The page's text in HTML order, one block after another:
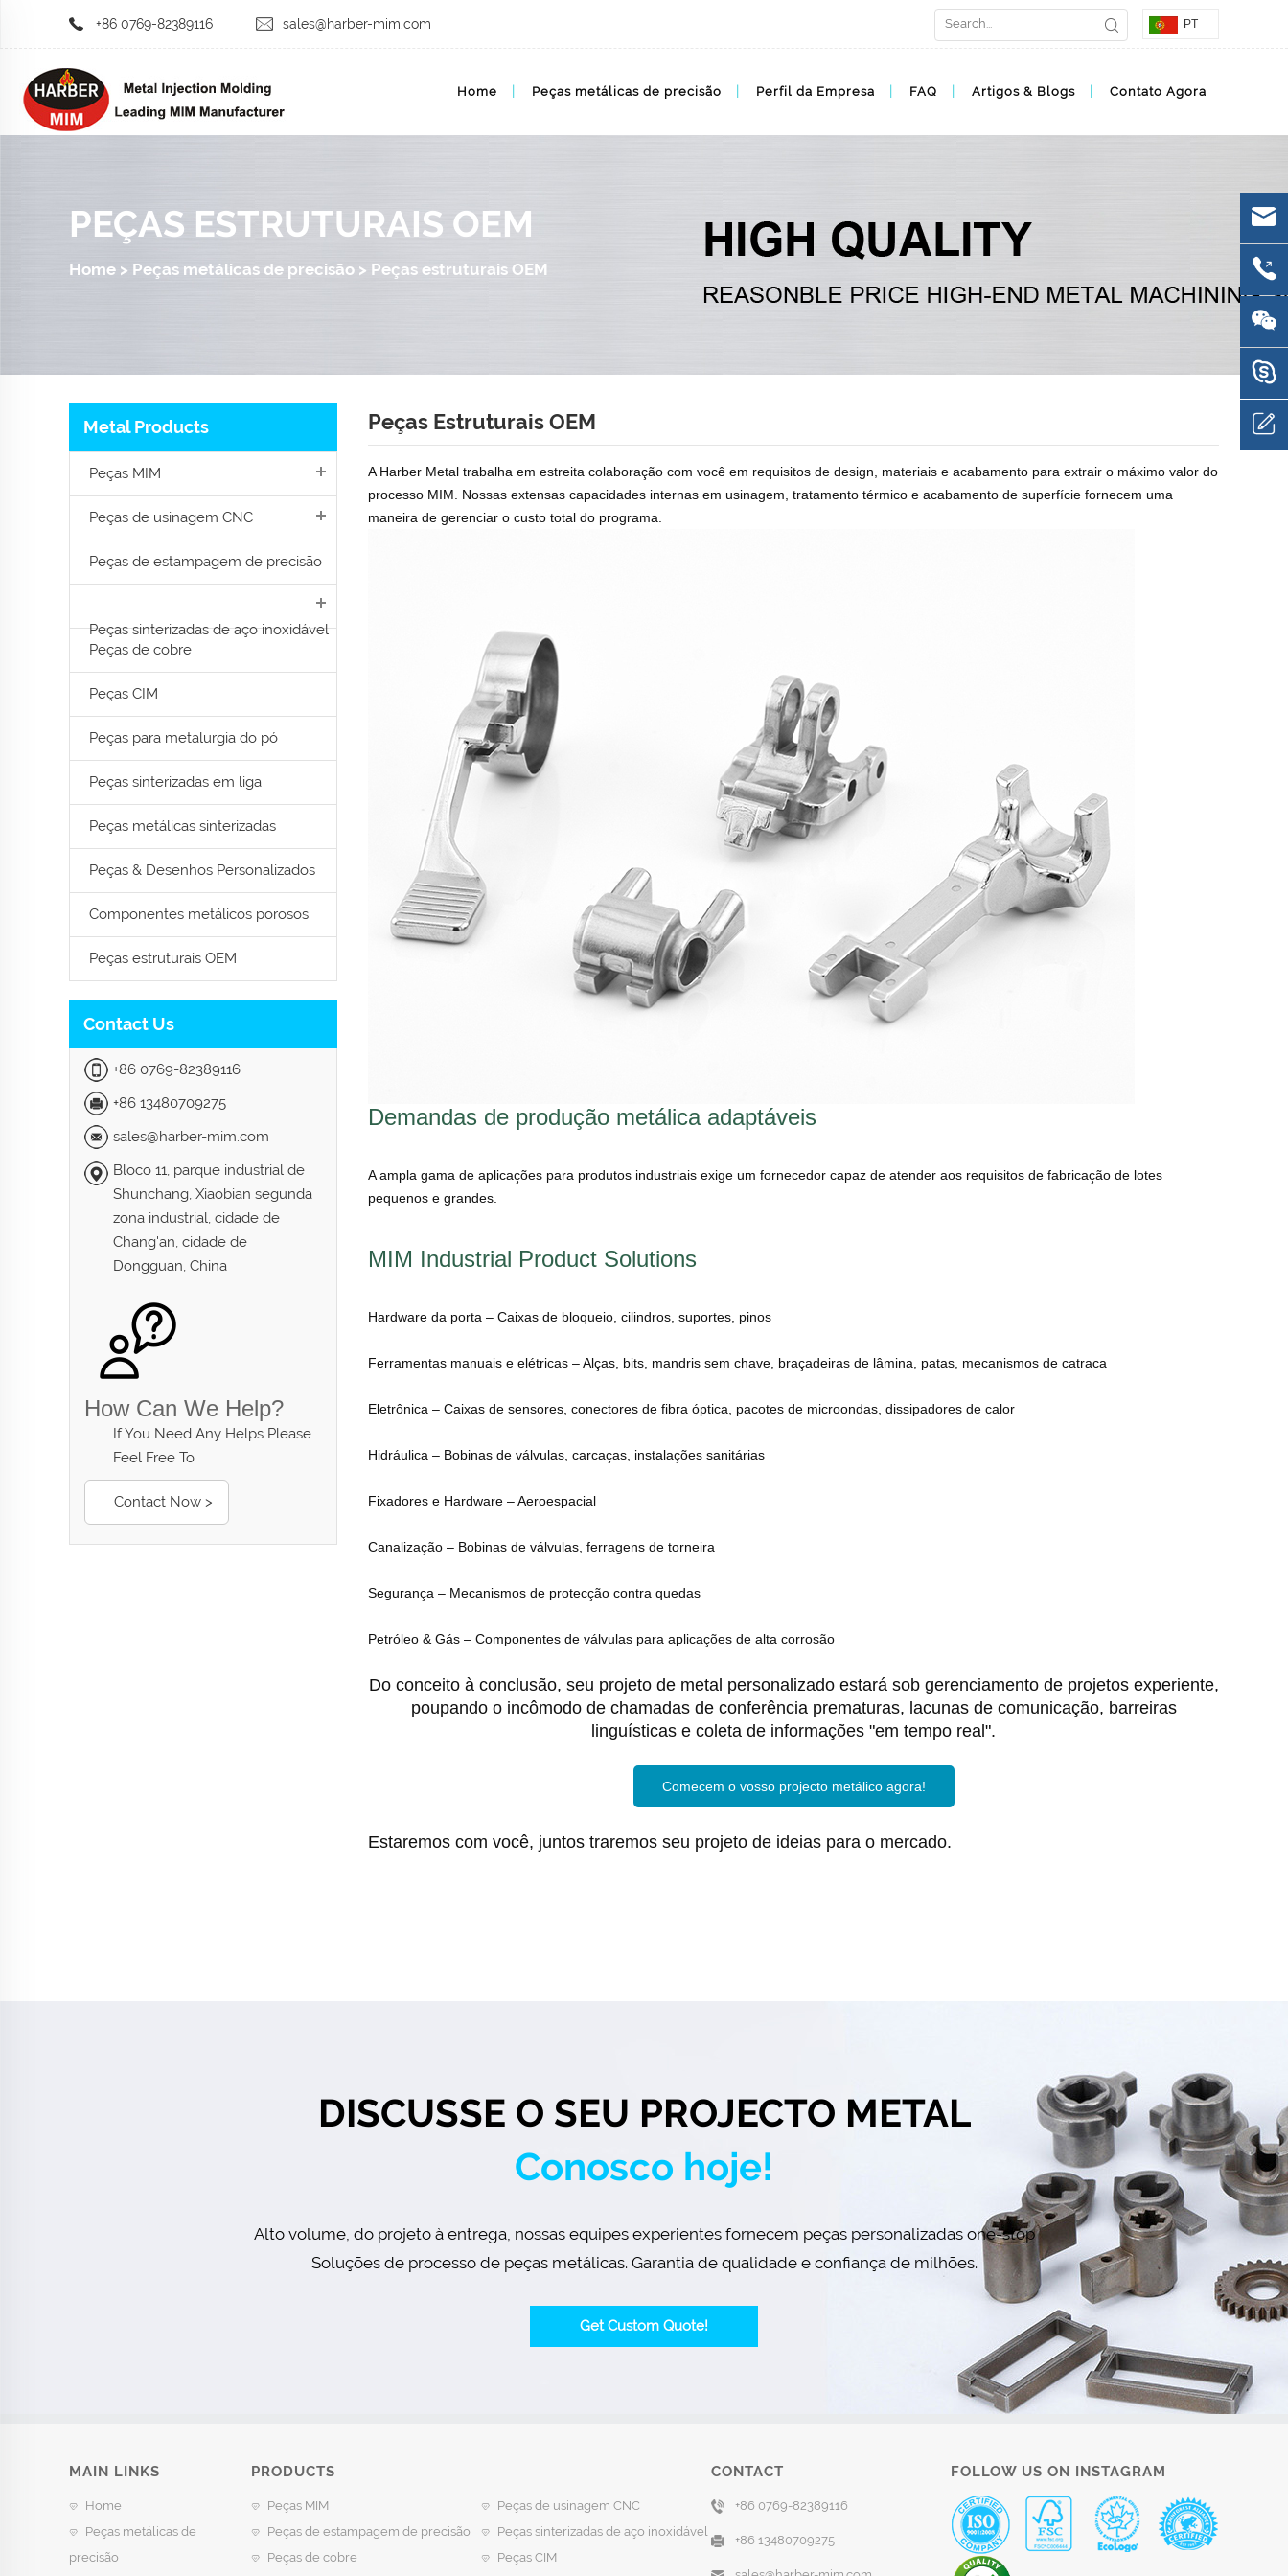
+86 0769-82389116 sales@harber-mim.com PT
Home Peças metálicas de precisão Perfil da Empresa FAQ Artigos & Blogs Contato Agora
PEÇAS ESTRUTURAIS OEM
Home > Peças metálicas de precisão > Peças estruturais OEM
Metal Products
Peças MIM
Peças de usinagem CNC
Peças de estampagem de precisão
Peças sinterizadas de aço inoxidável
Peças de cobre
Peças CIM
Peças para metalurgia do pó
Peças sinterizadas em liga
Peças metálicas sinterizadas
Peças & Desenhos Personalizados
Componentes metálicos porosos
Peças estruturais OEM
Contact Us
+86 0769-82389116
+86 13480709275
sales@harber-mim.com
Bloco 11, parque industrial de
Shunchang, Xiaobian segunda
zona industrial, cidade de
Chang'an, cidade de
Dongguan, China
How Can We Help?
If You Need Any Helps Please
Feel Free To
Contact Now >
Peças Estruturais OEM
A Harber Metal trabalha em estreita colaboração com você em requisitos de design, materiais e acabamento para extrair o máximo valor do
processo MIM. Nossas extensas capacidades internas em usinagem, tratamento térmico e acabamento de superfície fornecem uma
maneira de gerenciar o custo total do programa.
Demandas de produção metálica adaptáveis
A ampla gama de aplicações para produtos industriais exige um fornecedor capaz de atender aos requisitos de fabricação de lotes
pequenos e grandes.
MIM Industrial Product Solutions
Hardware da porta – Caixas de bloqueio, cilindros, suportes, pinos
Ferramentas manuais e elétricas – Alças, bits, mandris sem chave, braçadeiras de lâmina, patas, mecanismos de catraca
Eletrônica – Caixas de sensores, conectores de fibra óptica, pacotes de microondas, dissipadores de calor
Hidráulica – Bobinas de válvulas, carcaças, instalações sanitárias
Fixadores e Hardware – Aeroespacial
Canalização – Bobinas de válvulas, ferragens de torneira
Segurança – Mecanismos de protecção contra quedas
Petróleo & Gás – Componentes de válvulas para aplicações de alta corrosão
Do conceito à conclusão, seu projeto de metal personalizado estará sob gerenciamento de projetos experiente,
poupando o incômodo de chamadas de conferência prematuras, lacunas de comunicação, barreiras
linguísticas e coleta de informações "em tempo real".
Comecem o vosso projecto metálico agora!
Estaremos com você, juntos traremos seu projeto de ideias para o mercado.
DISCUSSE O SEU PROJECTO METAL
Conosco hoje!
Alto volume, do projeto à entrega, nossas equipes experientes fornecem peças personalizadas one-stop
Soluções de processo de peças metálicas. Garantia de qualidade e confiança de milhões.
Get Custom Quote!
MAIN LINKS
Home
Peças metálicas de
precisão
PRODUCTS
Peças MIM
Peças de usinagem CNC
Peças de estampagem de precisão
Peças sinterizadas de aço inoxidável
Peças de cobre
Peças CIM
CONTACT
+86 0769-82389116
+86 13480709275
FOLLOW US ON INSTAGRAM